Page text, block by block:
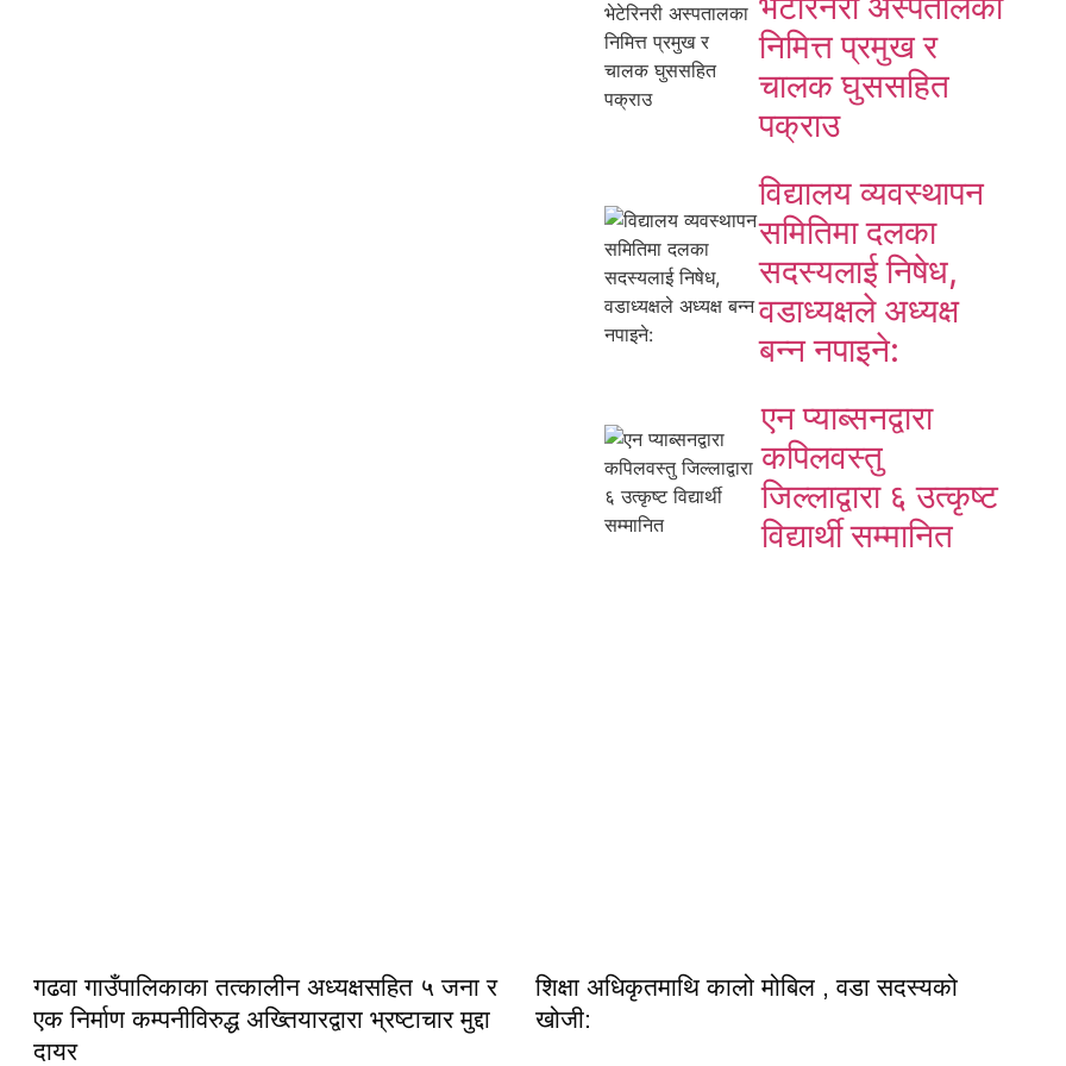
निमित्त प्रमुख र
चालक घुससहित
पक्राउ
विद्यालय व्यवस्थापन
समितिमा दलका
सदस्यलाई निषेध,
वडाध्यक्षले अध्यक्ष
बन्न नपाइने:
एन प्याब्सनद्वारा
कपिलवस्तु
जिल्लाद्वारा ६ उत्कृष्ट
विद्यार्थी सम्मानित
गढवा गाउँपालिकाका तत्कालीन अध्यक्षसहित ५ जना र
एक निर्माण कम्पनीविरुद्ध अख्तियारद्वारा भ्रष्टाचार मुद्दा
दायर
शिक्षा अधिकृतमाथि कालो मोबिल , वडा सदस्यको
खोजी: